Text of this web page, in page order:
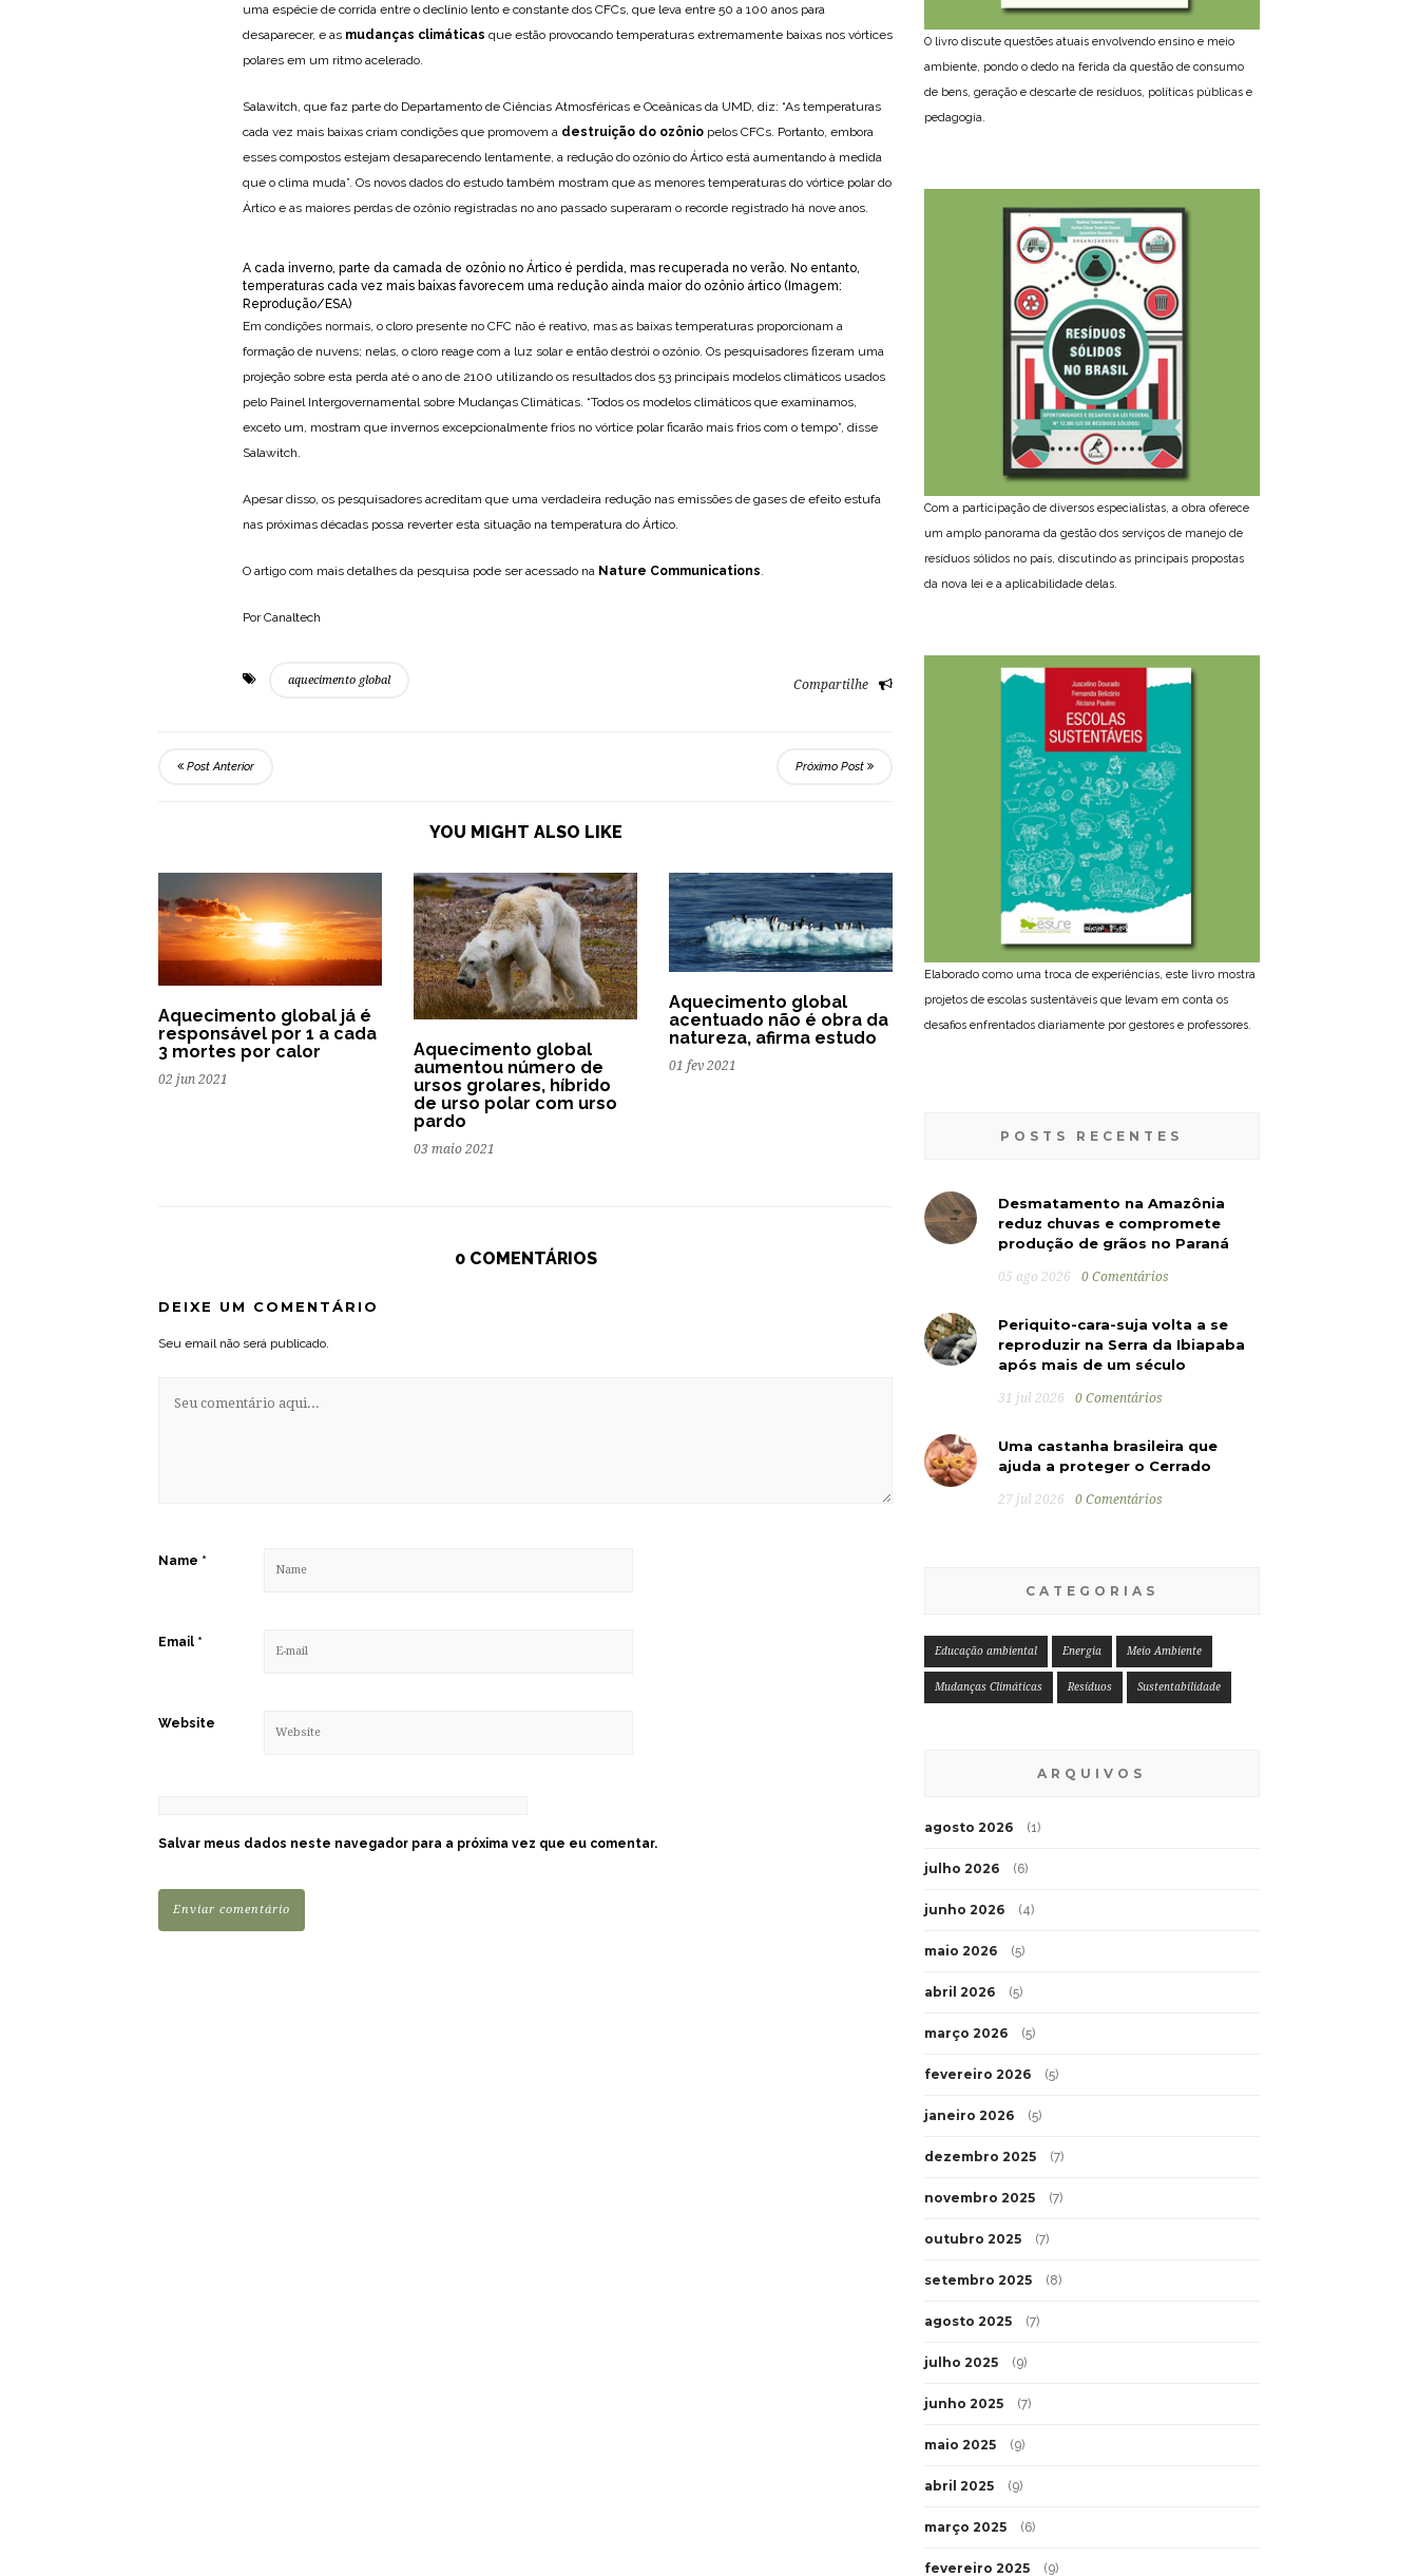
uma espécie de corrida entre o declínio lento e constante dos CFCs, que leva entre 50 a 100 anos para
desaparecer, e as mudanças climáticas que estão provocando temperaturas extremamente baixas nos vórtices
polares em um ritmo acelerado.
Salawitch, que faz parte do Departamento de Ciências Atmosféricas e Oceânicas da UMD, diz: “As temperaturas
cada vez mais baixas criam condições que promovem a destruição do ozônio pelos CFCs. Portanto, embora
esses compostos estejam desaparecendo lentamente, a redução do ozônio do Ártico está aumentando à medida
que o clima muda”. Os novos dados do estudo também mostram que as menores temperaturas do vórtice polar do
Ártico e as maiores perdas de ozônio registradas no ano passado superaram o recorde registrado há nove anos.
A cada inverno, parte da camada de ozônio no Ártico é perdida, mas recuperada no verão. No entanto,
temperaturas cada vez mais baixas favorecem uma redução ainda maior do ozônio ártico (Imagem:
Reprodução/ESA)
Em condições normais, o cloro presente no CFC não é reativo, mas as baixas temperaturas proporcionam a
formação de nuvens; nelas, o cloro reage com a luz solar e então destrói o ozônio. Os pesquisadores fizeram uma
projeção sobre esta perda até o ano de 2100 utilizando os resultados dos 53 principais modelos climáticos usados
pelo Painel Intergovernamental sobre Mudanças Climáticas. “Todos os modelos climáticos que examinamos,
exceto um, mostram que invernos excepcionalmente frios no vórtice polar ficarão mais frios com o tempo”, disse
Salawitch.
Apesar disso, os pesquisadores acreditam que uma verdadeira redução nas emissões de gases de efeito estufa
nas próximas décadas possa reverter esta situação na temperatura do Ártico.
O artigo com mais detalhes da pesquisa pode ser acessado na Nature Communications
Por Canaltech
aquecimento global Compartilhe
Post Anterior Próximo Post
YOU MIGHT ALSO LIKE
Aquecimento global já é
responsável por 1 a cada
3 mortes por calor
02 jun 2021
Aquecimento global
aumentou número de
ursos grolares, híbrido
de urso polar com urso
pardo
03 maio 2021
Aquecimento global
acentuado não é obra da
natureza, afirma estudo
01 fev 2021
0 COMENTÁRIOS
DEIXE UM COMENTÁRIO
Seu email não será publicado.
Name *
Email *
Website
Salvar meus dados neste navegador para a próxima vez que eu comentar.
O livro discute questões atuais envolvendo ensino e meio
ambiente, pondo o dedo na ferida da questão de consumo
de bens, geração e descarte de resíduos, políticas públicas e
pedagogia.
Com a participação de diversos especialistas, a obra oferece
um amplo panorama da gestão dos serviços de manejo de
resíduos sólidos no país, discutindo as principais propostas
da nova lei e a aplicabilidade delas.
Elaborado como uma troca de experiências, este livro mostra
projetos de escolas sustentáveis que levam em conta os
desafios enfrentados diariamente por gestores e professores.
POSTS RECENTES
Desmatamento na Amazônia
reduz chuvas e compromete
produção de grãos no Paraná
05 ago 2026 0 Comentários
Periquito-cara-suja volta a se
reproduzir na Serra da Ibiapaba
após mais de um século
31 jul 2026 0 Comentários
Uma castanha brasileira que
ajuda a proteger o Cerrado
27 jul 2026 0 Comentários
CATEGORIAS
Educação ambiental Energia Meio Ambiente
Mudanças Climáticas Resíduos Sustentabilidade
ARQUIVOS
agosto 2026 (1)
julho 2026 (6)
junho 2026 (4)
maio 2026 (5)
abril 2026 (5)
março 2026 (5)
fevereiro 2026 (5)
janeiro 2026 (5)
dezembro 2025 (7)
novembro 2025 (7)
outubro 2025 (7)
setembro 2025 (8)
agosto 2025 (7)
julho 2025 (9)
junho 2025 (7)
maio 2025 (9)
abril 2025 (9)
março 2025 (6)
fevereiro 2025 (9)